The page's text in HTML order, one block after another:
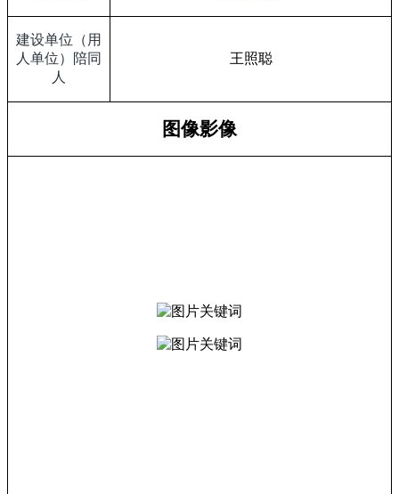
建设单位（用
人单位）陪同
人
王照聪
图像影像